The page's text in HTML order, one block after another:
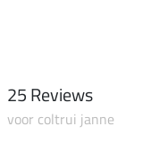
25 Reviews
voor coltrui janne